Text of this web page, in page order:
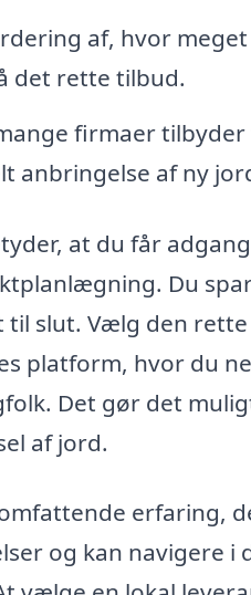
af, hvor
det rette tilbud.
firmaer
anbringelse af ny
at du får
Du
slut. Vælg den rette
platform, hvor du
Det gør det
af jord.
erfaring,
og kan navigere i